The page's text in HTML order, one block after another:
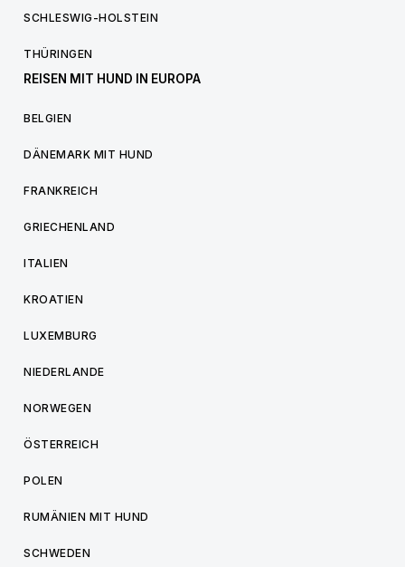
SCHLESWIG-HOLSTEIN
THÜRINGEN
REISEN MIT HUND IN EUROPA
BELGIEN
DÄNEMARK MIT HUND
FRANKREICH
GRIECHENLAND
ITALIEN
KROATIEN
LUXEMBURG
NIEDERLANDE
NORWEGEN
ÖSTERREICH
POLEN
RUMÄNIEN MIT HUND
SCHWEDEN